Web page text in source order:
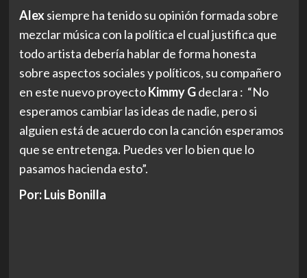
Alex siempre ha tenido su opinión formada sobre
mezclar música con la política el cual justifica que
todo artista debería hablar de forma honesta
sobre aspectos sociales y políticos, su compañero
en este nuevo proyectoKimmy Gdeclara : “No
esperamos cambiar las ideas de nadie, pero si
alguien está de acuerdo con la canción esperamos
que se entretenga. Puedes ver lo bien que lo
pasamos hacienda esto”.
Por: Luis Bonilla